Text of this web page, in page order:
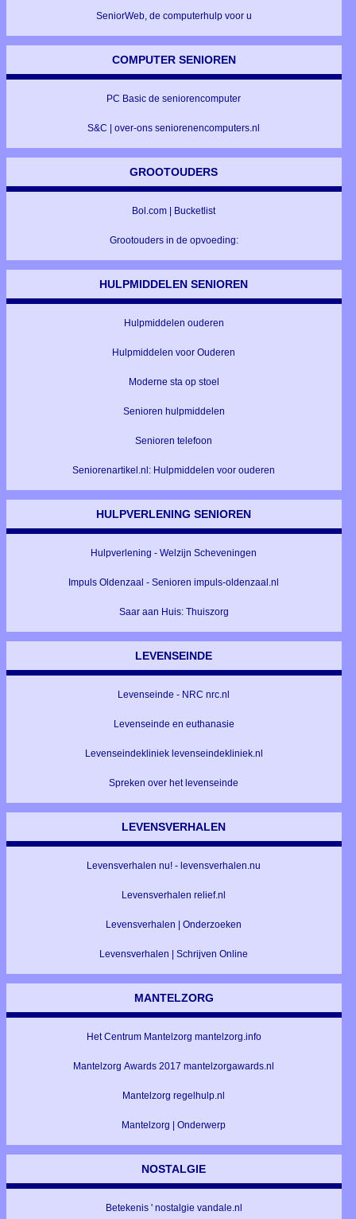
SeniorWeb, de computerhulp voor u
COMPUTER SENIOREN
PC Basic de seniorencomputer
S&C | over-ons seniorenencomputers.nl
GROOTOUDERS
Bol.com | Bucketlist
Grootouders in de opvoeding:
HULPMIDDELEN SENIOREN
Hulpmiddelen ouderen
Hulpmiddelen voor Ouderen
Moderne sta op stoel
Senioren hulpmiddelen
Senioren telefoon
Seniorenartikel.nl: Hulpmiddelen voor ouderen
HULPVERLENING SENIOREN
Hulpverlening - Welzijn Scheveningen
Impuls Oldenzaal - Senioren impuls-oldenzaal.nl
Saar aan Huis: Thuiszorg
LEVENSEINDE
Levenseinde - NRC nrc.nl
Levenseinde en euthanasie
Levenseindekliniek levenseindekliniek.nl
Spreken over het levenseinde
LEVENSVERHALEN
Levensverhalen nu! - levensverhalen.nu
Levensverhalen relief.nl
Levensverhalen | Onderzoeken
Levensverhalen | Schrijven Online
MANTELZORG
Het Centrum Mantelzorg mantelzorg.info
Mantelzorg Awards 2017 mantelzorgawards.nl
Mantelzorg regelhulp.nl
Mantelzorg | Onderwerp
NOSTALGIE
Betekenis ' nostalgie vandale.nl